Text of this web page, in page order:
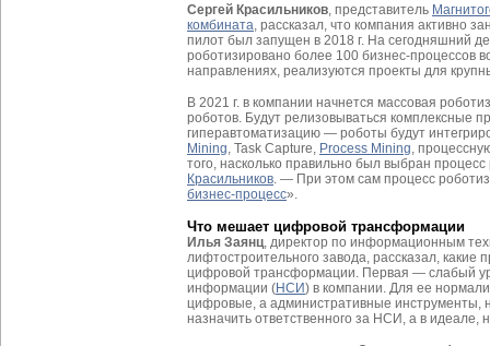
Сергей Красильников , представитель
комбината , рассказал, что компания активно
пилот был запущен в 2018 г. На сегодняшний
роботизировано более 100 бизнес-процессов
направлениях, реализуются проекты для
В 2021 г. в компании начнется массовая
роботов. Будут релизовываться комплексные
гиперавтоматизацию — роботы будут
Mining , Task Capture, Process Mining ,
того, насколько правильно был выбран
Красильников . — При этом сам процесс
бизнес-процесс».
Что мешает цифровой трансформации
Илья Заянц , директор по информационным
лифтостроительного завода, рассказал, какие
цифровой трансформации. Первая — слабый
информации (НСИ) в компании. Для ее
цифровые, а административные инструменты,
назначить ответственного за НСИ, а в идеале,